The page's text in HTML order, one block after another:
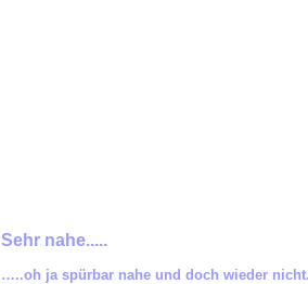
Sehr nahe.....
…..oh ja spürbar nahe und doch wieder